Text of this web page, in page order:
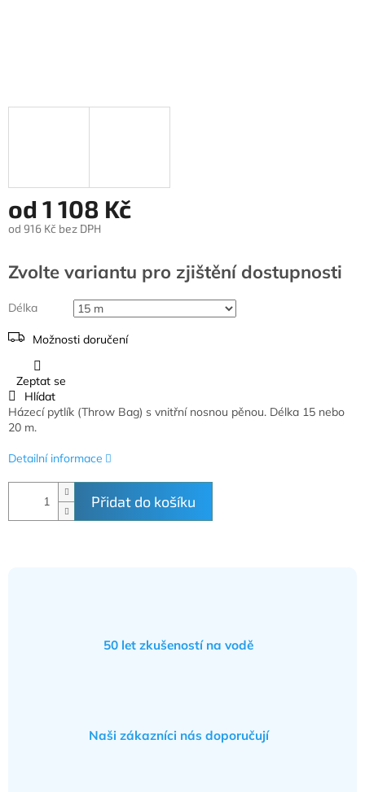
od 1 108 Kč
od 916 Kč bez DPH
cena:
Zvolte variantu
Délka
Možnosti doručení
Přidat do košíku
Házecí pytlík (Throw Bag) s vnitřní nosnou pěnou. Délka 15 nebo
20 m.
Detailní informace
Zeptat se
Hlídat
50 let zkušeností na vodě
Naši zákazníci nás doporučují